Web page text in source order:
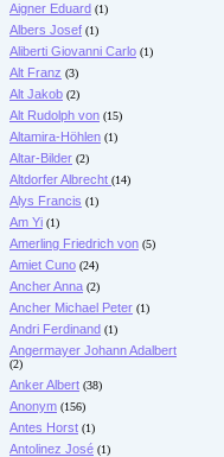
Aigner Eduard (1)
Albers Josef (1)
Aliberti Giovanni Carlo (1)
Alt Franz (3)
Alt Jakob (2)
Alt Rudolph von (15)
Altamira-Höhlen (1)
Altar-Bilder (2)
Altdorfer Albrecht (14)
Alys Francis (1)
Am Yi (1)
Amerling Friedrich von (5)
Amiet Cuno (24)
Ancher Anna (2)
Ancher Michael Peter (1)
Andri Ferdinand (1)
Angermayer Johann Adalbert
(2)
Anker Albert (38)
Anonym (156)
Antes Horst (1)
Antolinez José (1)